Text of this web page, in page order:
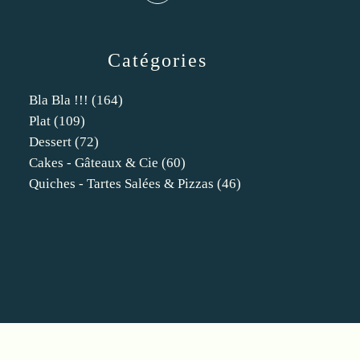
Catégories
Bla Bla !!! (164)
Plat (109)
Dessert (72)
Cakes - Gâteaux & Cie (60)
Quiches - Tartes Salées & Pizzas (46)